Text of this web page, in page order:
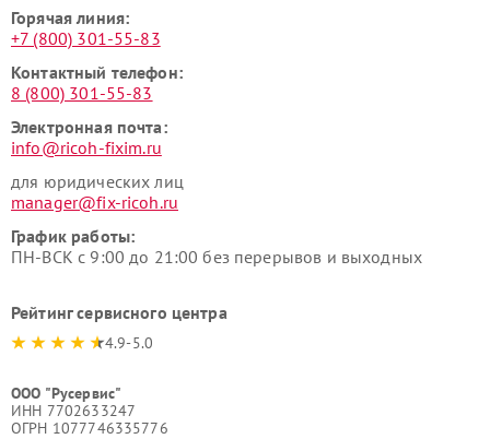
Горячая линия:
+7 (800) 301-55-83
Контактный телефон:
8 (800) 301-55-83
Электронная почта:
info@ricoh-fixim.ru
для юридических лиц
manager@fix-ricoh.ru
График работы:
ПН-ВСК с 9:00 до 21:00 без перерывов и выходных
Рейтинг сервисного центра
4.9-5.0
ООО "Русервис"
ИНН 7702633247
ОГРН 1077746335776